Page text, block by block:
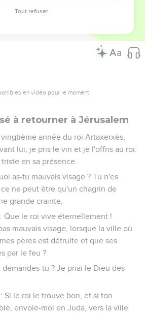
aujourd'hui du succès à ton
en vidéo pour le moment.
à retourner à Jérusalem
année du roi Artaxerxès,
lui, je pris le vin et je l'offris au roi.
en sa présence.
as-tu mauvais visage ? Tu n'es
ne peut être qu'un chagrin de
grande crainte,
Que le roi vive éternellement !
mauvais visage, lorsque la ville où
pères est détruite et que ses
par le feu ?
tu ? Je priai le Dieu des
Si le roi le trouve bon, et si ton
envoie-moi en Juda, vers la ville
Tout refuser